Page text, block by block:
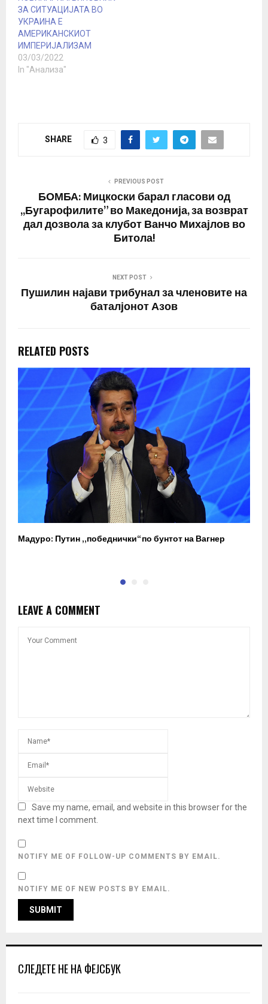
неодамнешниот настан
организиран од
Меѓународниот
монетарен фонд, тој се
осврна на историчарот…
ЗА СИТУАЦИЈАТА ВО
УКРАИНА Е
АМЕРИКАНСКИОТ
ИМПЕРИЈАЛИЗАМ
03/03/2022
In "Анализа"
SHARE 3
PREVIOUS POST
БОМБА: Мицкоски барал гласови од
,,Бугарофилите” во Македонија, за возврат
дал дозвола за клубот Ванчо Михајлов во
Битола!
NEXT POST
Пушилин најави трибунал за членовите на
баталјонот Азов
RELATED POSTS
Мадуро: Путин „победнички“ по бунтот на Вагнер
LEAVE A COMMENT
Save my name, email, and website in this browser for the
next time I comment.
NOTIFY ME OF FOLLOW-UP COMMENTS BY EMAIL.
NOTIFY ME OF NEW POSTS BY EMAIL.
СЛЕДЕТЕ НЕ НА ФЕЈСБУК